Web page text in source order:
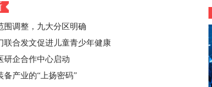
围调整，九大分区明确
联合发文促进儿童青少年健康
研企合作中心启动
备产业的“上扬密码”